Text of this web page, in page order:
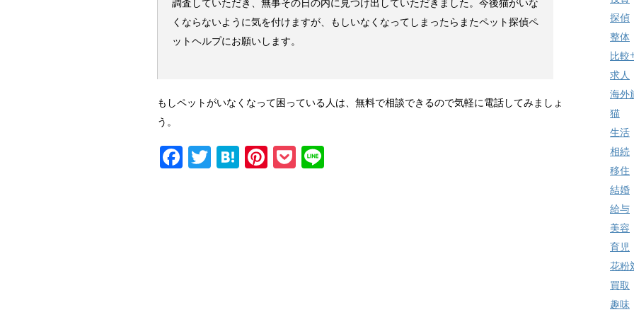
調査していただき、無事その日の内に見つけ出していただきました。今後猫がいな
くならないように気を付けますが、もしいなくなってしまったらまたペット探偵ペ
ットヘルプにお願いします。
もしペットがいなくなって困っている人は、無料で相談できるので気軽に電話してみましょ
う。
F
T
H
Pi
P
探偵
整体
比較
求人
海外
猫
生活
相続
移住
結婚
給与
美容
育児
花粉
買取
趣味